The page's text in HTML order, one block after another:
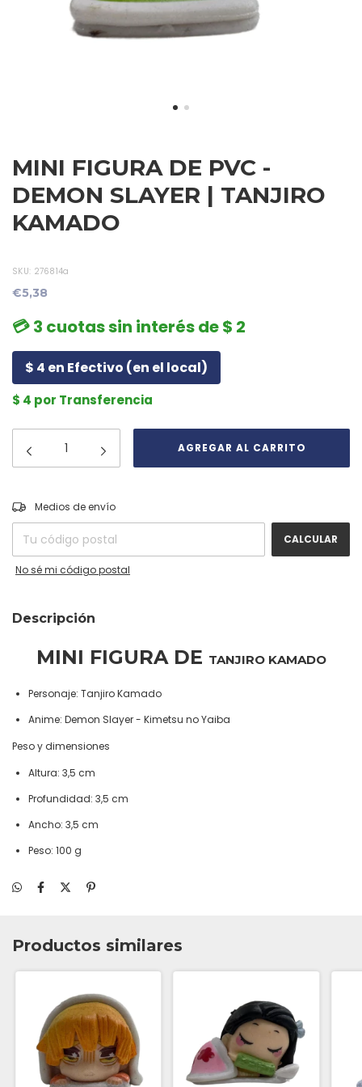
MINI FIGURA DE PVC -
DEMON SLAYER | TANJIRO
KAMADO
SKU: 276814a
€5,38
💳 3 cuotas sin interés de $ 2
$ 4 en Efectivo (en el local)
$ 4 por Transferencia
Entregas para el CP:
Medios de envío
CALCULAR
No sé mi código postal
Descripción
MINI FIGURA DE TANJIRO KAMADO
Personaje: Tanjiro Kamado
Anime: Demon Slayer - Kimetsu no Yaiba
Peso y dimensiones
Altura: 3,5 cm
Profundidad: 3,5 cm
Ancho: 3,5 cm
Peso: 100 g
Productos similares